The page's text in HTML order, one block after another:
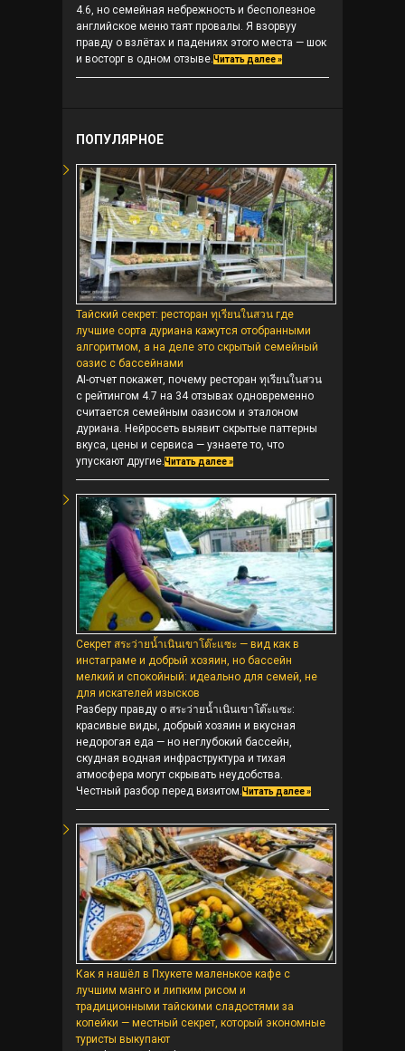
4.6, но семейная небрежность и бесполезное
английское меню таят провалы. Я взорвуу
правду о взлётах и падениях этого места — шок
и восторг в одном отзыве.Читать далее »
ПОПУЛЯРНОЕ
Тайский секрет: ресторан ทุเรียนในสวน где
лучшие сорта дуриана кажутся отобранными
алгоритмом, а на деле это скрытый семейный
оазис с бассейнами
AI-отчет покажет, почему ресторан ทุเรียนในสวน
с рейтингом 4.7 на 34 отзывах одновременно
считается семейным оазисом и эталоном
дуриана. Нейросеть выявит скрытые паттерны
вкуса, цены и сервиса — узнаете то, что
упускают другие.Читать далее »
Секрет สระว่ายน้ำเนินเขาโต๊ะแซะ — вид как в
инстаграме и добрый хозяин, но бассейн
мелкий и спокойный: идеально для семей, не
для искателей изысков
Разберу правду о สระว่ายน้ำเนินเขาโต๊ะแซะ:
красивые виды, добрый хозяин и вкусная
недорогая еда — но неглубокий бассейн,
скудная водная инфраструктура и тихая
атмосфера могут скрывать неудобства.
Честный разбор перед визитом.Читать далее »
Как я нашёл в Пхукете маленькое кафе с
лучшим манго и липким рисом и
традиционными тайскими сладостями за
копейки — местный секрет, который экономные
туристы выкупают